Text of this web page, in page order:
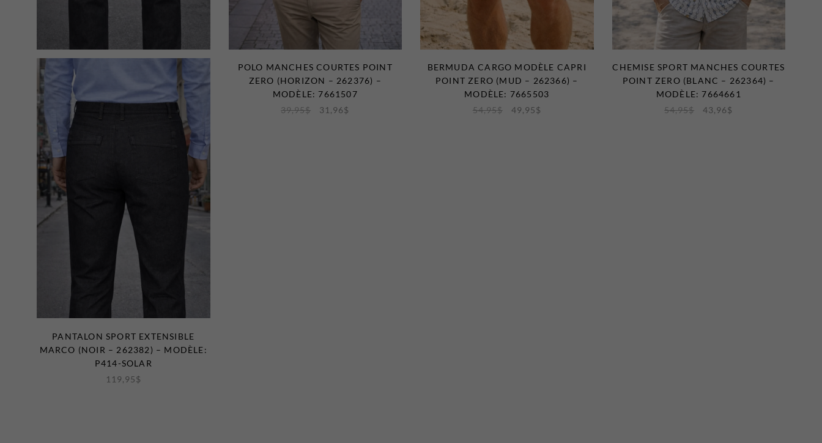
PANTALON SPORT EXTENSIBLE
MARCO (NOIR – 262382) – MODÈLE:
P414-SOLAR
119,95$
POLO MANCHES COURTES POINT
ZERO (HORIZON – 262376) –
MODÈLE: 7661507
39,95$ 31,96$
BERMUDA CARGO MODÈLE CAPRI
POINT ZERO (MUD – 262366) –
MODÈLE: 7665503
54,95$ 49,95$
CHEMISE SPORT MANCHES COURTES
POINT ZERO (BLANC – 262364) –
MODÈLE: 7664661
54,95$ 43,96$